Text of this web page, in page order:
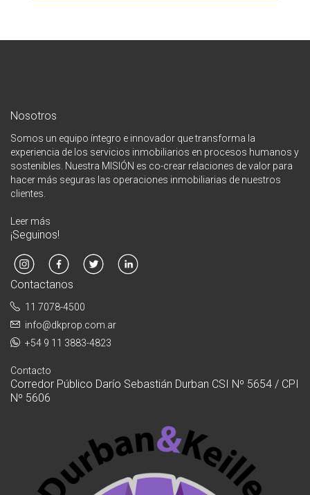
Nosotros
Somos un equipo íntegro e innovador que transforma la
experiencia de los servicios inmobiliarios en procesos humanos y
sostenibles. Nuestra MISIÓN es co-crear relaciones de valor para
hacer más seguras las operaciones inmobiliarias de nuestros
clientes.
Leer más
¡Seguinos!
Contactanos
11 7078-4500
info@dkprop.com.ar
+54 9 11 3883-4823
Contacto
Corredor Público Darío Sebastián Durban CSI Nº 5654 / CPI
Nº 5606